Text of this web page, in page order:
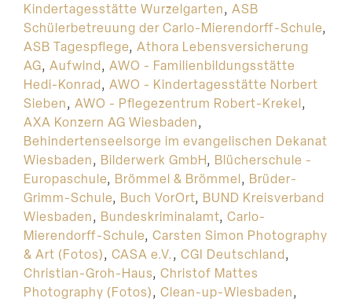
Kindertagesstätte Wurzelgarten, ASB
Schülerbetreuung der Carlo-Mierendorff-Schule,
ASB Tagespflege, Athora Lebensversicherung
AG, Aufwind, AWO - Familienbildungsstätte
Hedi-Konrad, AWO - Kindertagesstätte Norbert
Sieben, AWO - Pflegezentrum Robert-Krekel,
AXA Konzern AG Wiesbaden,
Behindertenseelsorge im evangelischen Dekanat
Wiesbaden, Bilderwerk GmbH, Blücherschule -
Europaschule, Brömmel & Brömmel, Brüder-
Grimm-Schule, Buch VorOrt, BUND Kreisverband
Wiesbaden, Bundeskriminalamt, Carlo-
Mierendorff-Schule, Carsten Simon Photography
& Art (Fotos), CASA e.V., CGI Deutschland,
Christian-Groh-Haus, Christof Mattes
Photography (Fotos), Clean-up-Wiesbaden,